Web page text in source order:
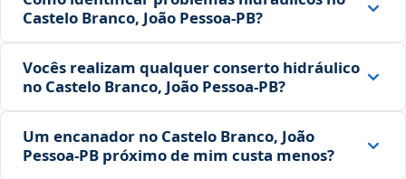
Castelo Branco, João Pessoa‑PB?
Vocês realizam qualquer conserto hidráulico
no Castelo Branco, João Pessoa‑PB?
Um encanador no Castelo Branco, João
Pessoa‑PB próximo de mim custa menos?